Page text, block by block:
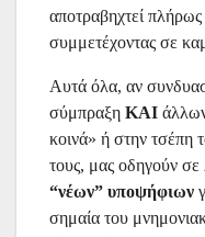
αποτραβηχτεί
συμμετέχοντας σε
Αυτά όλα, αν
σύμπραξη ΚΑΙ
κοινά» ή στην τσέπη
τους, μας οδηγούν
“νέων” υποψήφιων
σημαία του